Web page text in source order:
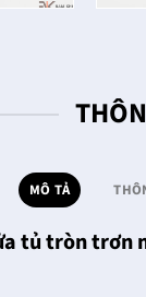
MÔ TẢ
tủ tròn trơn